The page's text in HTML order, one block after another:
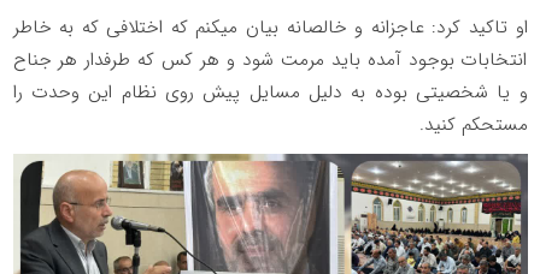
او تاکید کرد: عاجزانه و خالصانه بیان میکنم که اختلافی که به خاطر
انتخابات بوجود آمده باید مرمت شود و هر کس که طرفدار هر جناح
و یا شخصیتی بوده به دلیل مسایل پیش روی نظام این وحدت را
مستحکم کنید.